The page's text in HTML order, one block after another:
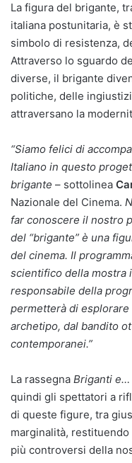
La figura del brigante,
italiana postunitaria, è
simbolo di resistenza,
Attraverso lo sguardo
diverse, il brigante
politiche, delle
attraversano la
“Siamo felici di
Italiano in questo
brigante – sottolinea
Nazionale del Cinema.
far conoscere il nostro
del “brigante” è una
del cinema. Il
scientifico della mostra
responsabile della
permetterà di
archetipo, dal bandito
contemporanei.”
La rassegna Briganti e…
quindi gli spettatori a
di queste figure, tra
marginalità,
più controversi della